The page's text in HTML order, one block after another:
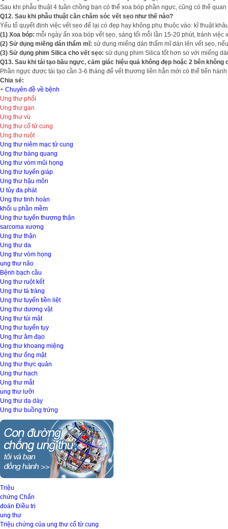
Sau khi phẫu thuật 4 tuần chồng bạn có thể xoa bóp phần ngực, cũng có thể
Q12. Sau khi phẫu thuật cần chăm sóc vết sẹo như thế nào?
Yếu tố quyết định việc vết sẹo để lại có đẹp hay không phụ thuộc vào: kĩ thuật
(1) Xoa bóp: mỗi ngày ấn xoa bóp vết sẹo, sáng tối mỗi lần 15-20 phút, tránh việc
(2) Sử dụng miếng dán thẩm mĩ: sử dụng miếng dán thẩm mĩ dán lên vết sẹo,
(3) Sử dụng phim Silica cho vết sẹo: sử dụng phim Silica tốt hơn so với miếng
Q13. Sau khi tái tạo bầu ngực, cảm giác hiệu quả không đẹp hoặc 2 bên
Phần ngực được tái tạo cần 3-6 tháng để vết thương liền hẳn mới có thể tiến
Chia sẻ:
+ Chuyên đề về bệnh
Ung thư phổi
Ung thư gan
Ung thư vú
Ung thư cổ tử cung
Ung thư ruột
Ung thư niêm mạc tử cung
Ung thư bàng quang
Ung thư vòm mũi họng
Ung thư tuyến giáp
Ung thư hậu môn
U tủy đa phát
Ung thư tinh hoàn
khối u phần mềm
Ung thư tuyến thượng thận
sarcoma xương
Ung thư thận
Ung thư da
Ung thư vòm họng
ung thư não
Bệnh bạch cầu
Ung thư ruột kết
Ung thư tá tràng
Ung thư tuyến tiền liệt
Ung thư dương vật
Ung thư túi mật
Ung thư tuyến tụy
Ung thư âm đạo
Ung thư khoang miệng
Ung thư ống mật
Ung thư thực quản
Ung thư hạch
Ung thư mắt
ung thư lưỡi
Ung thư dạ dày
Ung thư buồng trứng
Triệu
chứng Chẩn
đoán Điều trị
ung thư
Triệu chứng của ung thư cổ tử cung